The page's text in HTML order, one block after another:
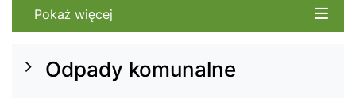
Pokaż więcej
Odpady komunalne